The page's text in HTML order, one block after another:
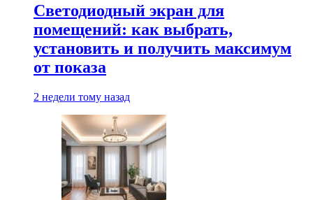
Светодиодный экран для
помещений: как выбрать,
установить и получить максимум
от показа
2 недели тому назад